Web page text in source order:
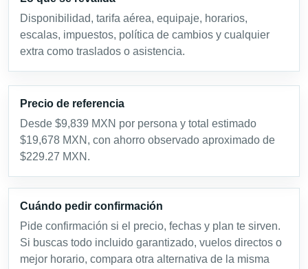
Disponibilidad, tarifa aérea, equipaje, horarios,
escalas, impuestos, política de cambios y cualquier
extra como traslados o asistencia.
Precio de referencia
Desde $9,839 MXN por persona y total estimado
$19,678 MXN, con ahorro observado aproximado de
$229.27 MXN.
Cuándo pedir confirmación
Pide confirmación si el precio, fechas y plan te sirven.
Si buscas todo incluido garantizado, vuelos directos o
mejor horario, compara otra alternativa de la misma